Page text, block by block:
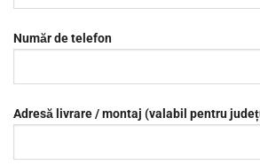
Număr de telefon
Adresă livrare / montaj (valabil pentru